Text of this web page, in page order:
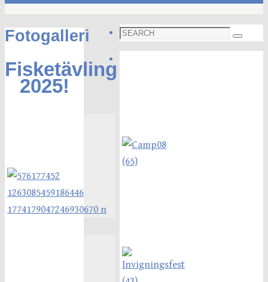
Fotogalleri
Fisketävling
2025!
Search
for:
Search